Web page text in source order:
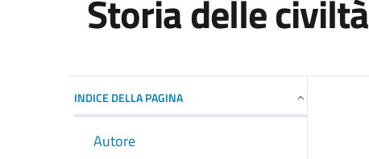
Storia delle civiltà
INDICE DELLA PAGINA
Autore